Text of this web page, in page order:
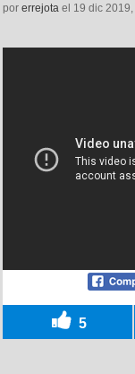
por errejota el 19 dic
5